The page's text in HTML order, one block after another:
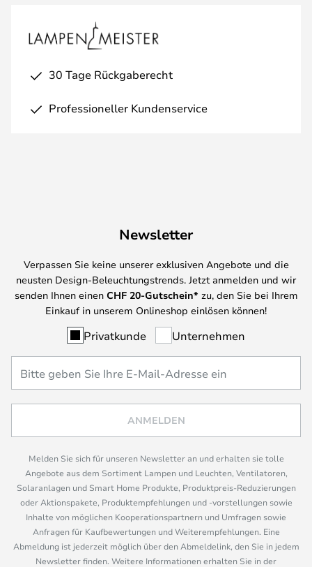
30 Tage Rückgaberecht
Professioneller Kundenservice
Newsletter
Verpassen Sie keine unserer exklusiven Angebote und die
neusten Design-Beleuchtungstrends. Jetzt anmelden und wir
senden Ihnen einen CHF 20-Gutschein* zu, den Sie bei Ihrem
Einkauf in unserem Onlineshop einlösen können!
Privatkunde Unternehmen
ANMELDEN
Melden Sie sich für unseren Newsletter an und erhalten sie tolle
Angebote aus dem Sortiment Lampen und Leuchten, Ventilatoren,
Solaranlagen und Smart Home Produkte, Produktpreis-Reduzierungen
oder Aktionspakete, Produktempfehlungen und -vorstellungen sowie
Inhalte von möglichen Kooperationspartnern und Umfragen sowie
Anfragen für Kaufbewertungen und Weiterempfehlungen. Eine
Abmeldung ist jederzeit möglich über den Abmeldelink, den Sie in jedem
Newsletter finden. Weitere Informationen erhalten Sie in der